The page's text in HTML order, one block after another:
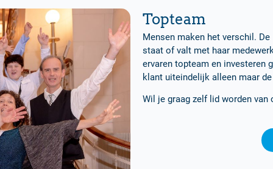
Topteam
Mensen maken het verschil.
staat of valt met haar
ervaren topteam en investeren
klant uiteindelijk alleen maar
Wil je graag zelf lid worden van